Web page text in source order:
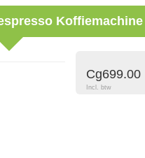
Cg699.00
Incl. btw